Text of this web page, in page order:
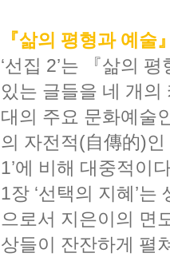
『삶의 평형과 예술
‘선집 2’는 『삶의
있는 글들을 네 개
대의 주요 문화예술
의 자전적(自傳的)
1’에 비해 대중적이
1장 ‘선택의 지혜’
으로서 지은이의 면
상들이 잔잔하게 펼